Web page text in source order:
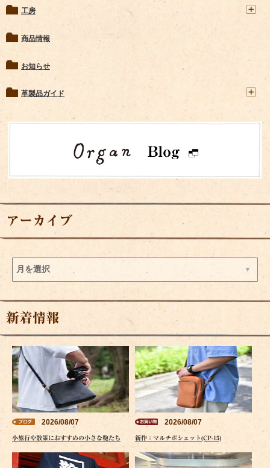
工房
商品情報
お知らせ
革製品ガイド
アーカイブ
新着情報
2026/08/07
小旅行や散策におすすめの小さな鞄たち
2026/08/07
新作：マルチポシェット(CP-15)